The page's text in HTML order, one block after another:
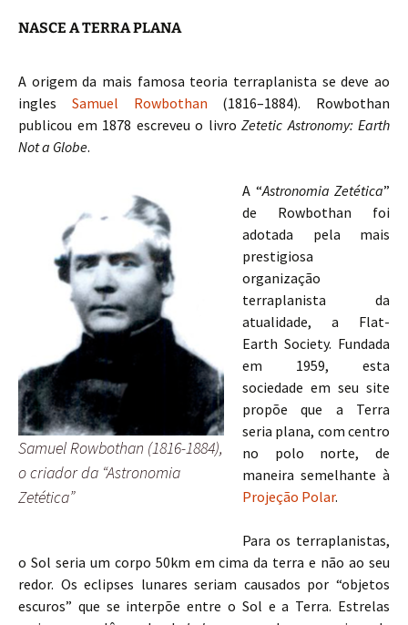
NASCE A TERRA PLANA
A origem da mais famosa teoria terraplanista se deve ao
ingles Samuel Rowbothan (1816–1884). Rowbothan
publicou em 1878 escreveu o livro Zetetic Astronomy: Earth
Not a Globe.
Samuel Rowbothan (1816-1884),
o criador da “Astronomia
Zetética”
A “Astronomia Zetética”
de Rowbothan foi
adotada pela mais
prestigiosa
organização
terraplanista da
atualidade, a Flat-
Earth Society. Fundada
em 1959, esta
sociedade em seu site
propõe que a Terra
seria plana, com centro
no polo norte, de
maneira semelhante à
Projeção Polar.
Para os terraplanistas,
o Sol seria um corpo 50km em cima da terra e não ao seu
redor. Os eclipses lunares seriam causados por “objetos
escuros” que se interpõe entre o Sol e a Terra. Estrelas